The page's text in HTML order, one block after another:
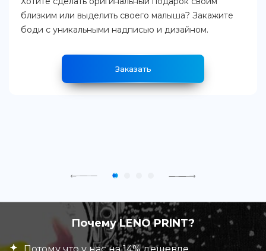
близким или выделить своего малыша? Закажите
боди с уникальными надписью и дизайном.
Заказать
Почему LENO PRINT?